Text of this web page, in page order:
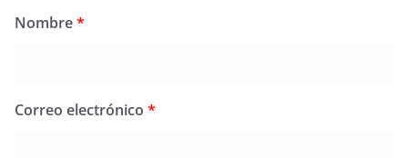
Nombre*
Correo electrónico *